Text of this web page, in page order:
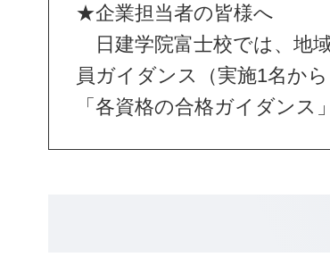
★企業担当者の皆様へ
日建学院富士校では、地
員ガイダンス（実施1名から
「各資格の合格ガイダン